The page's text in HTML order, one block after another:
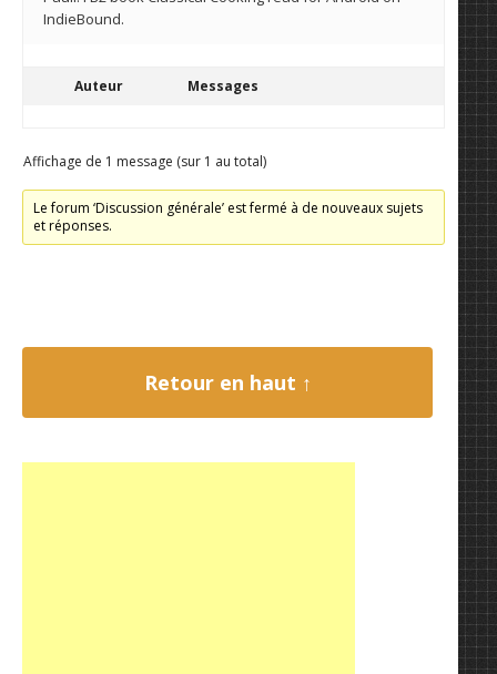
IndieBound.
Auteur Messages
Affichage de 1 message (sur 1 au total)
Le forum ‘Discussion générale’ est fermé à de nouveaux sujets
et réponses.
Retour en haut ↑